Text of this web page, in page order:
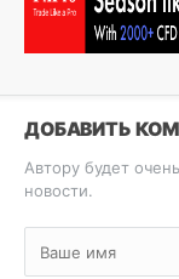
ДОБАВИТЬ
Автору будет
новости.